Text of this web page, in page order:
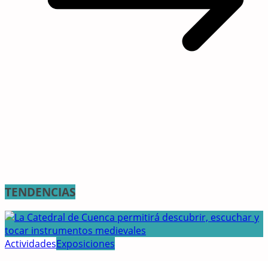
TENDENCIAS
ActividadesExposiciones